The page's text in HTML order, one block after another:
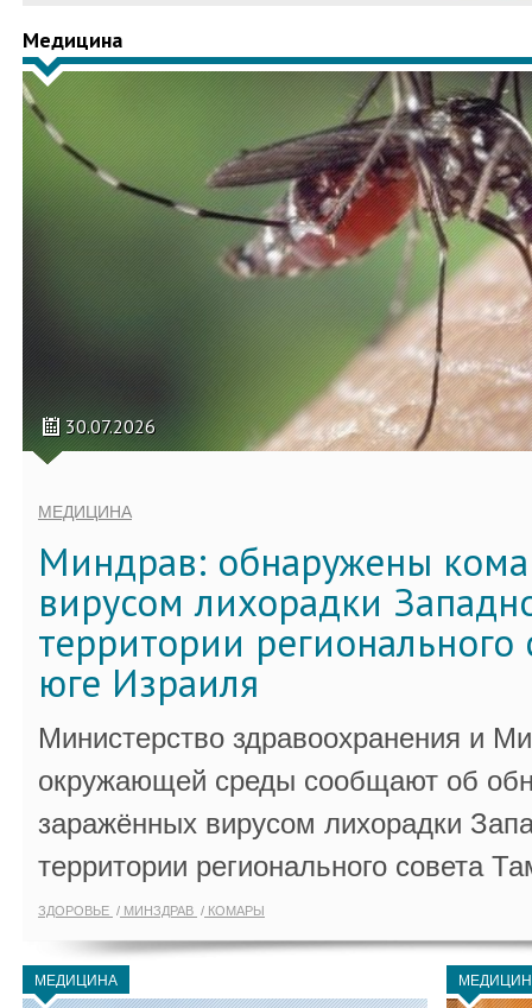
Медицина
30.07.2026
МЕДИЦИНА
Миндрав: обнаружены
вирусом лихорадки
территории регионального
юге Израиля
Министерство здравоохранения и
окружающей среды сообщают об
заражённых вирусом лихорадки
территории регионального совета
ЗДОРОВЬЕ МИНЗДРАВ КОМАРЫ
МЕДИЦИНА